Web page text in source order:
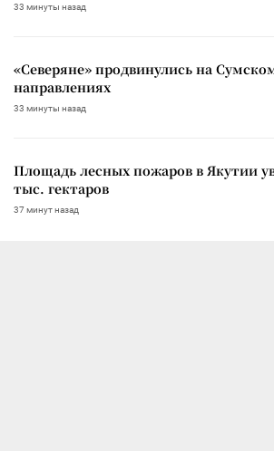
33 минуты назад
«Северяне» продвинулись на
направлениях
33 минуты назад
Площадь лесных пожаров в Якутии
тыс. гектаров
37 минут назад